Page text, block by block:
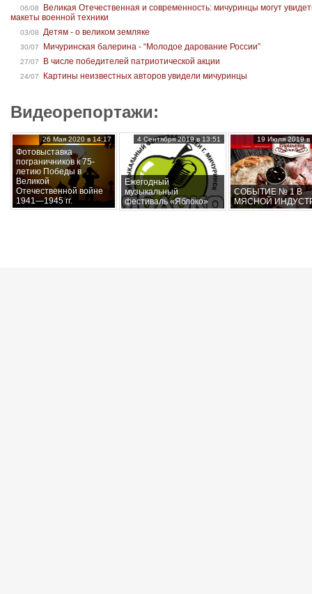
06/08
Великая Отечественная и современность: мичуринцы могут
макеты военной техники
03/08 Детям - о великом земляке
30/07 Мичуринская балерина - “Молодое дарование России”
27/07 В числе победителей патриотической акции
24/07 Картины неизвестных авторов увидели мичуринцы
Видеорепортажи:
Фотовыставка
пограничников к 75-
летию Победы в
Великой
Отечественной войне
1941—1945 гг.
26 Мая 2020 в 14:17
Ежегодный
музыкальный
фестиваль «Яблоко»
4 Сентября 2019 в 13:51
СОБЫТИЕ № 1 В
МЯСНОЙ
19 Июля 2019 в